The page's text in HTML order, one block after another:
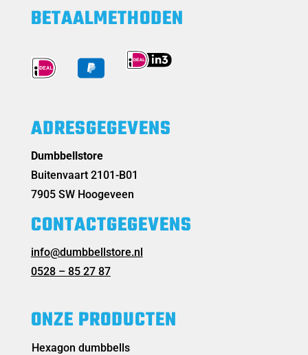
BETAALMETHODEN
ADRESGEGEVENS
Dumbbellstore
Buitenvaart 2101-B01
7905 SW Hoogeveen
CONTACTGEGEVENS
info@dumbbellstore.nl
0528 – 85 27 87
ONZE PRODUCTEN
Hexagon dumbbells